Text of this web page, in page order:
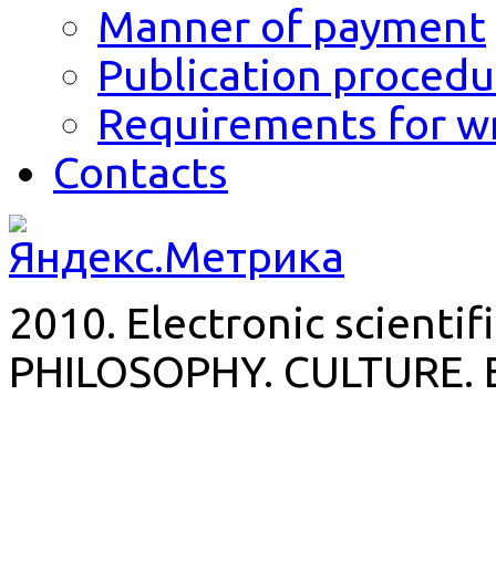
Manner of payment
Publication
Requirements for
Contacts
2010. Electronic
PHILOSOPHY. CULTURE.